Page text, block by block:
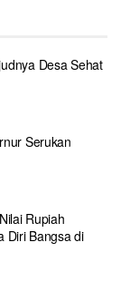
Desa Sehat
Serukan
Rupiah
Diri Bangsa di